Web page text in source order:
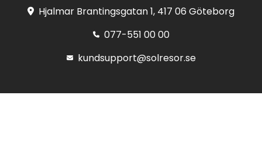
Hjalmar Brantingsgatan 1, 417 06 Göteborg
077-551 00 00
kundsupport@solresor.se